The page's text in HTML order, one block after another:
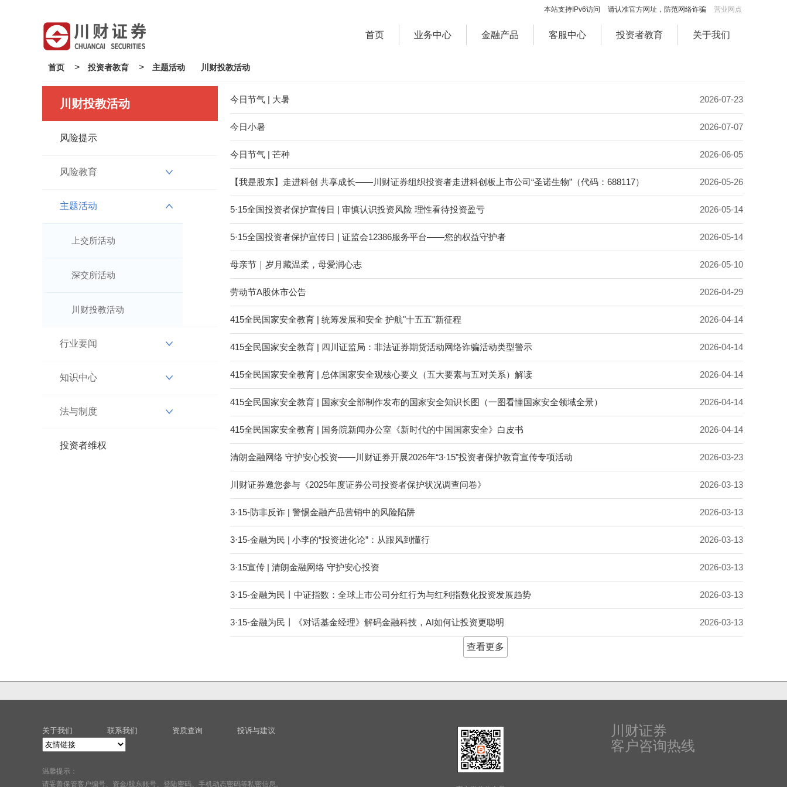
本站支持IPv6访问 请认准官方网址，防范网络诈骗 营业网点
首页 业务中心 金融产品 客服中心 投资者教育 关于我们
首页 > 投资者教育 > 主题活动 川财投教活动
川财投教活动
风险提示
风险教育
主题活动
上交所活动
深交所活动
川财投教活动
行业要闻
知识中心
法与制度
投资者维权
今日节气 | 大暑 2026-07-23
今日小暑 2026-07-07
今日节气 | 芒种 2026-06-05
【我是股东】走进科创 共享成长——川财证券组织投资者走进科创板上市公司“圣诺生物”（代码：688117） 2026-05-26
5·15全国投资者保护宣传日 | 审慎认识投资风险 理性看待投资盈亏 2026-05-14
5·15全国投资者保护宣传日 | 证监会12386服务平台——您的权益守护者 2026-05-14
母亲节｜岁月藏温柔，母爱润心志 2026-05-10
劳动节A股休市公告 2026-04-29
415全民国家安全教育 | 统筹发展和安全 护航"十五五"新征程 2026-04-14
415全民国家安全教育 | 四川证监局：非法证券期货活动网络诈骗活动类型警示 2026-04-14
415全民国家安全教育 | 总体国家安全观核心要义（五大要素与五对关系）解读 2026-04-14
415全民国家安全教育 | 国家安全部制作发布的国家安全知识长图（一图看懂国家安全领域全景） 2026-04-14
415全民国家安全教育 | 国务院新闻办公室《新时代的中国国家安全》白皮书 2026-04-14
清朗金融网络 守护安心投资——川财证券开展2026年“3·15”投资者保护教育宣传专项活动 2026-03-23
川财证券邀您参与《2025年度证券公司投资者保护状况调查问卷》 2026-03-13
3·15-防非反诈 | 警惕金融产品营销中的风险陷阱 2026-03-13
3·15-金融为民 | 小李的“投资进化论”：从跟风到懂行 2026-03-13
3·15宣传 | 清朗金融网络 守护安心投资 2026-03-13
3·15-金融为民丨中证指数：全球上市公司分红行为与红利指数化投资发展趋势 2026-03-13
3·15-金融为民丨《对话基金经理》解码金融科技，AI如何让投资更聪明 2026-03-13
查看更多
关于我们 联系我们 资质查询 投诉与建议
温馨提示：
请妥善保管客户编号、资金/股东账号、登陆密码、手机动态密码等私密信息。
川财证券
客户咨询热线